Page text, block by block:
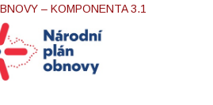
– KOMPONENTA 3.1